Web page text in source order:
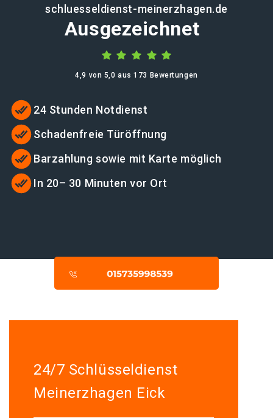
schluesseldienst-meinerzhagen.de
Ausgezeichnet
4,9 von 5,0 aus 173 Bewertungen
24 Stunden Notdienst
Schadenfreie Türöffnung
Barzahlung sowie mit Karte möglich
In 20– 30 Minuten vor Ort
24/7 Schlüsseldienst
Meinerzhagen Eick